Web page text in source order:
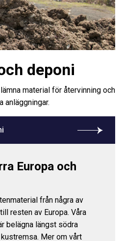
deponi
material för återvinning och
anläggningar.
Europa och
från några av
resten av Europa. Våra
belägna längst södra
Mer om vårt